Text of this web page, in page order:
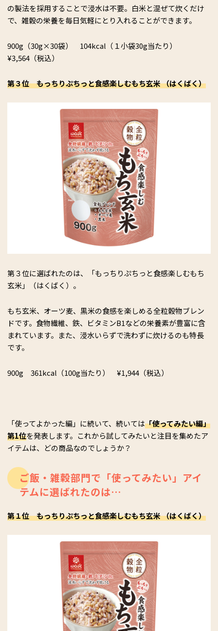
の製法を採用することで浸水は不要。白米と混ぜて炊くだけ
で、雑穀の栄養を毎日気軽にとり入れることができます。
900g（30g×30袋） 104kcal（１小袋30g当たり）
¥3,564（税込）
第３位 もっちりぷちっと食感楽しむもち玄米 （はくばく）
第３位に選ばれたのは、「もっちりぷちっと食感楽しむもち
玄米」（はくばく）。
もち玄米、オーツ麦、黒米の食感を楽しめる全粒穀物ブレン
ドです。食物繊維、鉄、ビタミンB1などの栄養素が豊富に含
まれています。また、浸水いらずで洗わずに炊けるのも特長
です。
900g 361kcal（100g当たり） ¥1,944（税込）
「使ってよかった編」に続いて、続いては「使ってみたい編」
第1位を発表します。これから試してみたいと注目を集めたア
イテムは、どの商品なのでしょうか？
ご飯・雑穀部門で「使ってみたい」アイ
テムに選ばれたのは…
第１位 もっちりぷちっと食感楽しむもち玄米 （はくばく）